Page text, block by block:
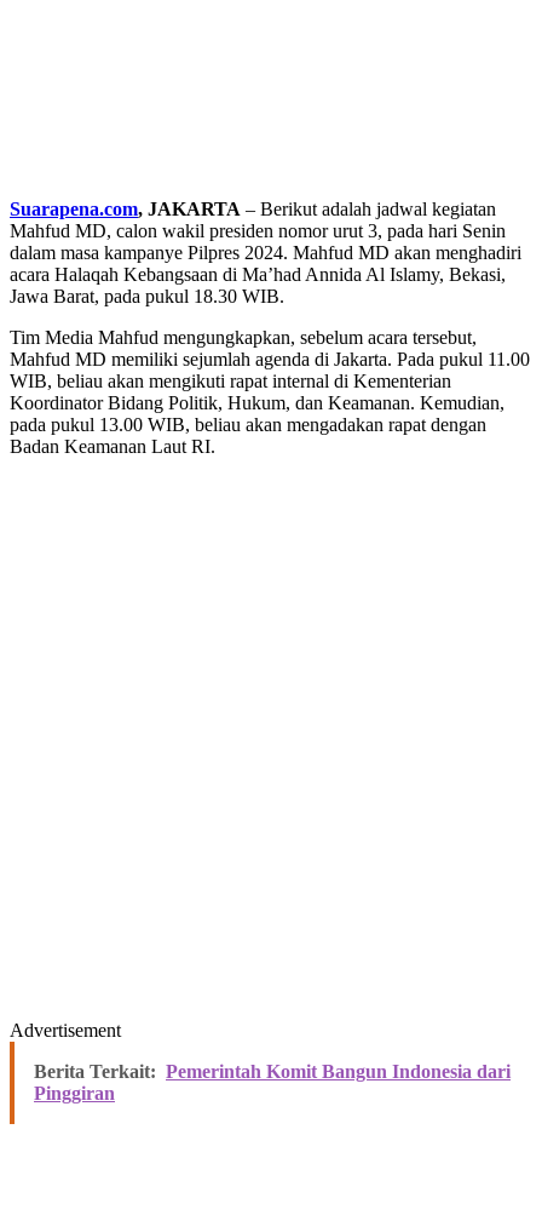
Suarapena.com, JAKARTA – Berikut adalah jadwal kegiatan
Mahfud MD, calon wakil presiden nomor urut 3, pada hari Senin
dalam masa kampanye Pilpres 2024. Mahfud MD akan menghadiri
acara Halaqah Kebangsaan di Ma’had Annida Al Islamy, Bekasi,
Jawa Barat, pada pukul 18.30 WIB.
Tim Media Mahfud mengungkapkan, sebelum acara tersebut,
Mahfud MD memiliki sejumlah agenda di Jakarta. Pada pukul 11.00
WIB, beliau akan mengikuti rapat internal di Kementerian
Koordinator Bidang Politik, Hukum, dan Keamanan. Kemudian,
pada pukul 13.00 WIB, beliau akan mengadakan rapat dengan
Badan Keamanan Laut RI.
Advertisement
Berita Terkait: Pemerintah Komit Bangun Indonesia dari
Pinggiran